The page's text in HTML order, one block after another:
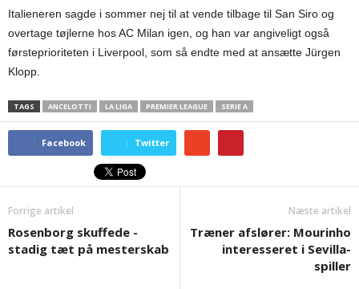
Italieneren sagde i sommer nej til at vende tilbage til San Siro og
overtage tøjlerne hos AC Milan igen, og han var angiveligt også
førsteprioriteten i Liverpool, som så endte med at ansætte Jürgen
Klopp.
TAGS ANCELOTTI LA LIGA PREMIER LEAGUE SERIE A
Facebook Twitter
Forrige artikel
Rosenborg skuffede -
stadig tæt på mesterskab
Næste artikel
Træner afslører: Mourinho
interesseret i Sevilla-
spiller